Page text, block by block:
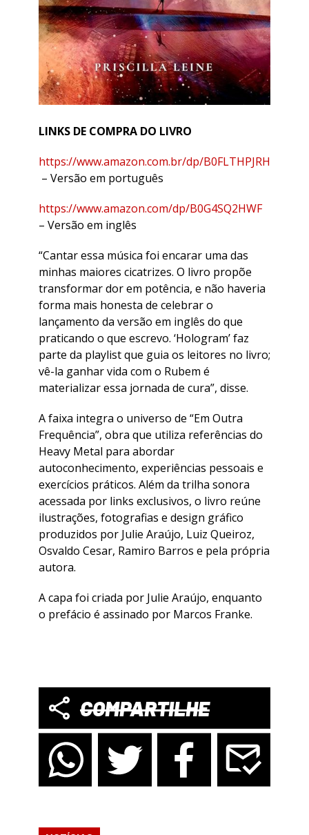
LINKS DE COMPRA DO LIVRO
https://www.amazon.com.br/dp/B0FLTHPJRH
– Versão em português
https://www.amazon.com/dp/B0G4SQ2HWF
– Versão em inglês
“Cantar essa música foi encarar uma das
minhas maiores cicatrizes. O livro propõe
transformar dor em potência, e não haveria
forma mais honesta de celebrar o
lançamento da versão em inglês do que
praticando o que escrevo. ‘Hologram’ faz
parte da playlist que guia os leitores no livro;
vê-la ganhar vida com o Rubem é
materializar essa jornada de cura”, disse.
A faixa integra o universo de “Em Outra
Frequência”, obra que utiliza referências do
Heavy Metal para abordar
autoconhecimento, experiências pessoais e
exercícios práticos. Além da trilha sonora
acessada por links exclusivos, o livro reúne
ilustrações, fotografias e design gráfico
produzidos por Julie Araújo, Luiz Queiroz,
Osvaldo Cesar, Ramiro Barros e pela própria
autora.
A capa foi criada por Julie Araújo, enquanto
o prefácio é assinado por Marcos Franke.
COMPARTILHE